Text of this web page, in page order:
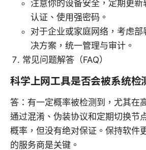
注意你的设备安全，定期更
认证、使用强密码。
对于企业或家庭网络，考虑
决方案，统一管理与审计。
常见问题解答（FAQ）
科学上网工具是否会被系统检
答：有一定概率被检测到，尤其在
通过混淆、伪装协议和定期切换节
概率，但没有绝对保证。保持软件
的服务商是关键。